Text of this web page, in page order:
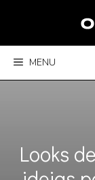
o
conteúdo
MENU
Looks